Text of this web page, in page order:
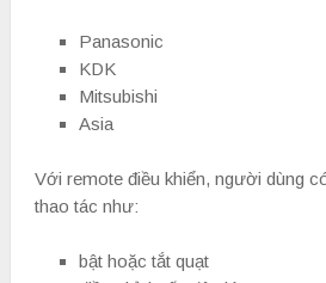
Panasonic
KDK
Mitsubishi
Asia
Với remote điều khiển, người dùng
thao tác như:
bật hoặc tắt quạt